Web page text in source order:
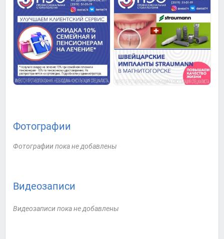
Фотографии
Фотографии пока не добавлены
Видеозаписи
Видеозаписи пока не добавлены